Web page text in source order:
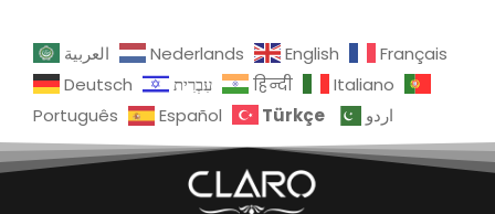
العربية Nederlands English
Français
Deutsch
עִבְרִית हिन्दी
Italiano
Português
Español Türkçe اردو